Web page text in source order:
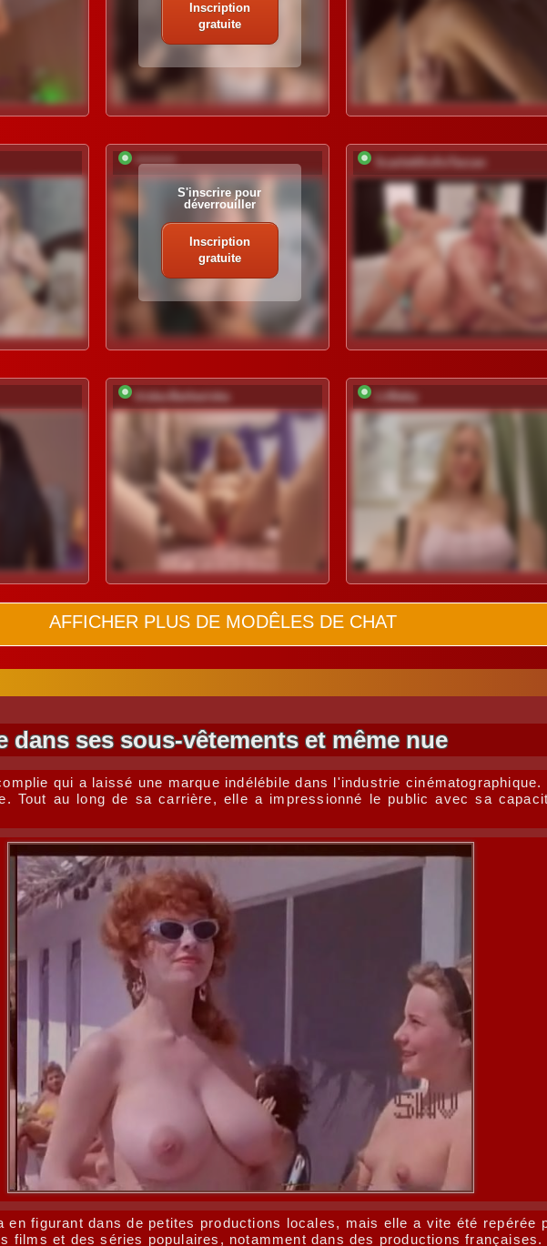
Inscription
gratuite
*********
S'inscrire pour
déverrouiller
Inscription
gratuite
ScarlettXoXoTarzan
Iriska-Barbariska LiiBaby
AFFICHER PLUS DE MODÊLES DE CHAT
dans ses sous-vêtements et même nue
qui a laissé une marque indélébile dans l'industrie
Tout au long de sa carrière, elle a impressionné le public avec sa
figurant dans de petites productions locales, mais elle a vite été repérée
films et des séries populaires, notamment dans des productions françaises.